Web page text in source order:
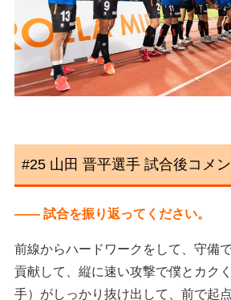
#25 山田 晋平選手 試合後コメン
―― 試合を振り返ってください。
前線からハードワークをして、守備
貢献して、縦に速い攻撃で僕とカク
手）がしっかり抜け出して、前で起